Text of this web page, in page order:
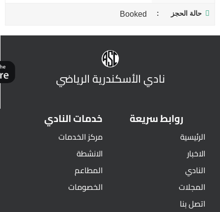
حالة الحجز Booked
نادي الأسكندرية الرياضي
روابط سريعة
الرئيسية
الاخبار
النادي
المجلات
اتصل بنا
خدمات النادي
مركز الخدمات
الانشطة
المطاعم
الخصومات